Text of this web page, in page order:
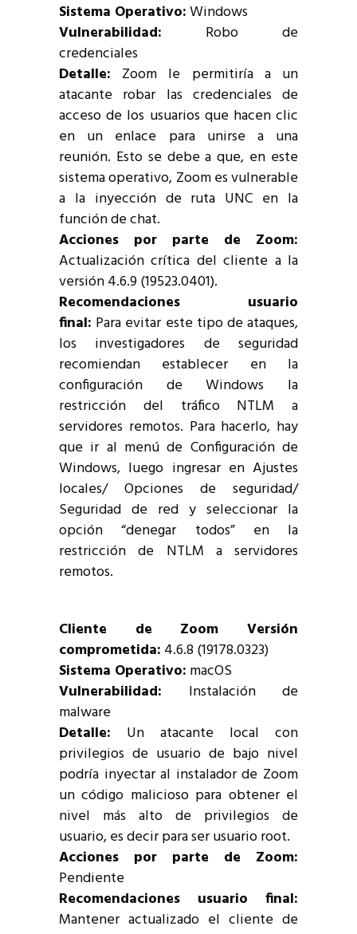
Sistema Operativo:Windows
Vulnerabilidad: Robo de
credenciales
Detalle: Zoom le permitiría a un
atacante robar las credenciales de
acceso de los usuarios que hacen clic
en un enlace para unirse a una
reunión. Esto se debe a que, en este
sistema operativo, Zoom es vulnerable
a la inyección de ruta UNC en la
función de chat.
Acciones por parte de Zoom:
Actualización crítica del cliente a la
versión 4.6.9 (19523.0401).
Recomendaciones usuario
final: Para evitar este tipo de ataques,
los investigadores de seguridad
recomiendan establecer en la
configuración de Windows la
restricción del tráfico NTLM a
servidores remotos. Para hacerlo, hay
que ir al menú de Configuración de
Windows, luego ingresar en Ajustes
locales/ Opciones de seguridad/
Seguridad de red y seleccionar la
opción “denegar todos” en la
restricción de NTLM a servidores
remotos.
Cliente de Zoom Versión
comprometida: 4.6.8 (19178.0323)
Sistema Operativo: macOS
Vulnerabilidad: Instalación de
malware
Detalle: Un atacante local con
privilegios de usuario de bajo nivel
podría inyectar al instalador de Zoom
un código malicioso para obtener el
nivel más alto de privilegios de
usuario, es decir para ser usuario root.
Acciones por parte de Zoom:
Pendiente
Recomendaciones usuario final:
Mantener actualizado el cliente de